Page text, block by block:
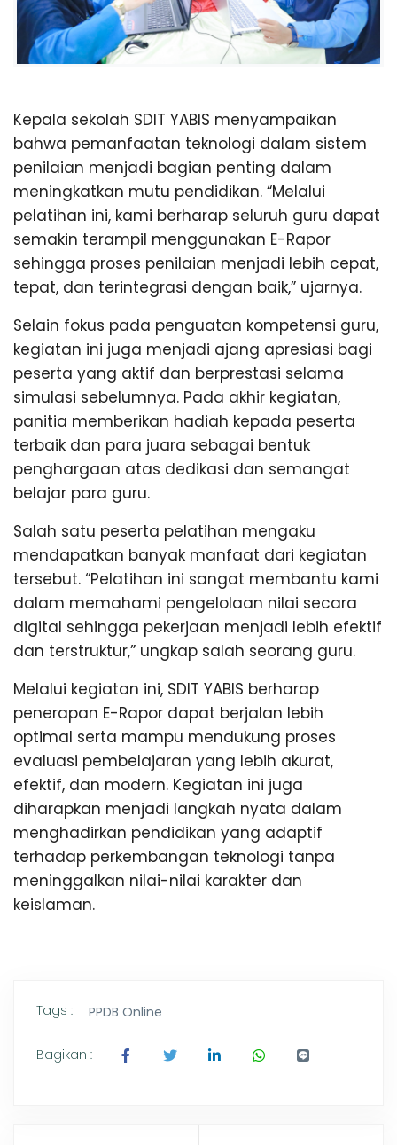
Kepala sekolah SDIT YABIS menyampaikan
bahwa pemanfaatan teknologi dalam sistem
penilaian menjadi bagian penting dalam
meningkatkan mutu pendidikan. “Melalui
pelatihan ini, kami berharap seluruh guru dapat
semakin terampil menggunakan E-Rapor
sehingga proses penilaian menjadi lebih cepat,
tepat, dan terintegrasi dengan baik,” ujarnya.
Selain fokus pada penguatan kompetensi guru,
kegiatan ini juga menjadi ajang apresiasi bagi
peserta yang aktif dan berprestasi selama
simulasi sebelumnya. Pada akhir kegiatan,
panitia memberikan hadiah kepada peserta
terbaik dan para juara sebagai bentuk
penghargaan atas dedikasi dan semangat
belajar para guru.
Salah satu peserta pelatihan mengaku
mendapatkan banyak manfaat dari kegiatan
tersebut. “Pelatihan ini sangat membantu kami
dalam memahami pengelolaan nilai secara
digital sehingga pekerjaan menjadi lebih efektif
dan terstruktur,” ungkap salah seorang guru.
Melalui kegiatan ini, SDIT YABIS berharap
penerapan E-Rapor dapat berjalan lebih
optimal serta mampu mendukung proses
evaluasi pembelajaran yang lebih akurat,
efektif, dan modern. Kegiatan ini juga
diharapkan menjadi langkah nyata dalam
menghadirkan pendidikan yang adaptif
terhadap perkembangan teknologi tanpa
meninggalkan nilai-nilai karakter dan
keislaman.
Tags : PPDB Online
Bagikan :